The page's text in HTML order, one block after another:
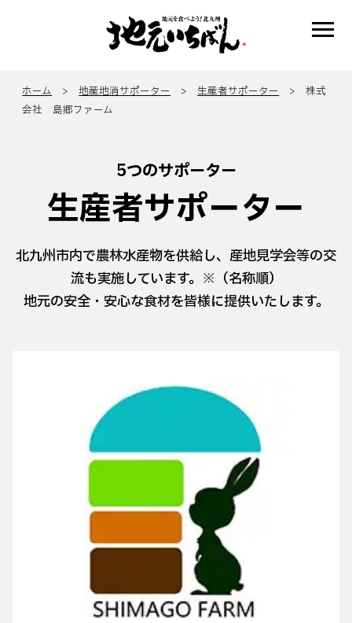
ホーム >地産地消サポーター >生産者サポーター
> 株式
会社 島郷ファーム
5つのサポーター
生産者サポーター
北九州市内で農林水産物を供給し、産地見学会等の交
流も実施しています。※（名称順）
地元の安全・安心な食材を皆様に提供いたします。